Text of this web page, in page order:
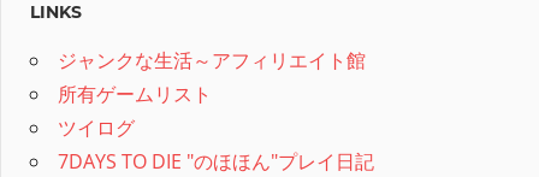
LINKS
ジャンクな生活～アフィリエイト館
所有ゲームリスト
ツイログ
7DAYS TO DIE "のほほん"プレイ日記